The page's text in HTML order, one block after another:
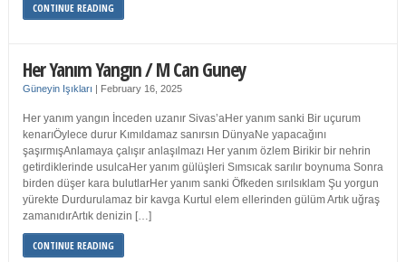
CONTINUE READING
Her Yanım Yangın / M Can Guney
Güneyin Işıkları | February 16, 2025
Her yanım yangın İnceden uzanır Sivas’aHer yanım sanki Bir uçurum
kenarıÖylece durur Kımıldamaz sanırsın DünyaNe yapacağını
şaşırmışAnlamaya çalışır anlaşılmazı Her yanım özlem Birikir bir nehrin
getirdiklerinde usulcaHer yanım gülüşleri Sımsıcak sarılır boynuma Sonra
birden düşer kara bulutlarHer yanım sanki Öfkeden sırılsıklam Şu yorgun
yürekte Durdurulamaz bir kavga Kurtul elem ellerinden gülüm Artık uğraş
zamanıdırArtık denizin […]
CONTINUE READING